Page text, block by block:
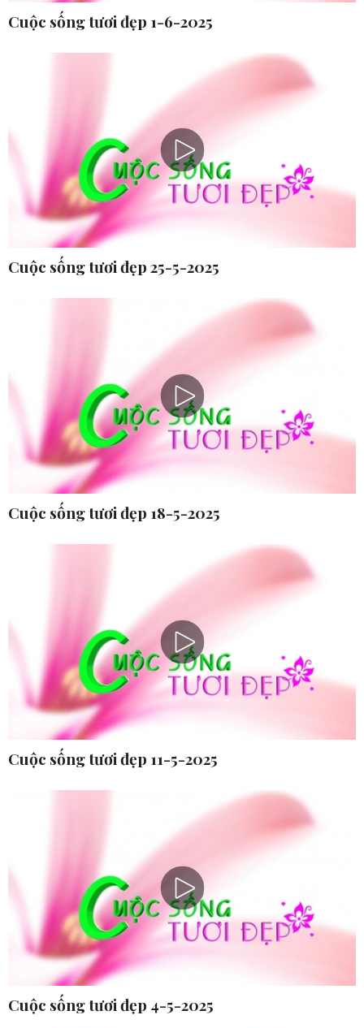
Cuộc sống tươi đẹp 1-6-2025
Cuộc sống tươi đẹp 25-5-2025
Cuộc sống tươi đẹp 18-5-2025
Cuộc sống tươi đẹp 11-5-2025
Cuộc sống tươi đẹp 4-5-2025